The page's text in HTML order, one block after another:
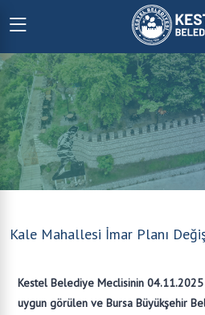
Kale Mahallesi İmar Planı
Kestel Belediye Meclisinin 04.11.2025
uygun görülen ve Bursa Büyükşehir